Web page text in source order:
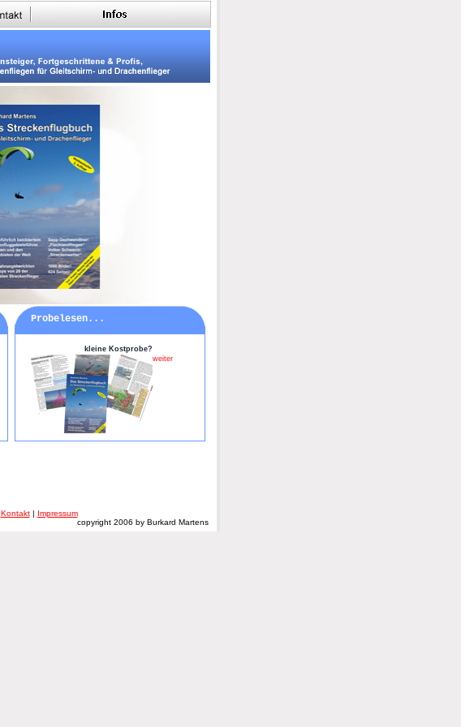
Probelesen...
kleine Kostprobe?
weiter
Kontakt| Impressum
copyright 2006 by Burkard Martens